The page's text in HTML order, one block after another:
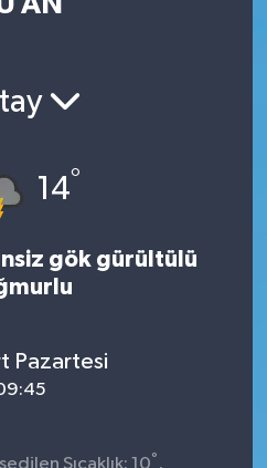
14°
gök gürültülü
Pazartesi
Sıcaklık: 10° ,